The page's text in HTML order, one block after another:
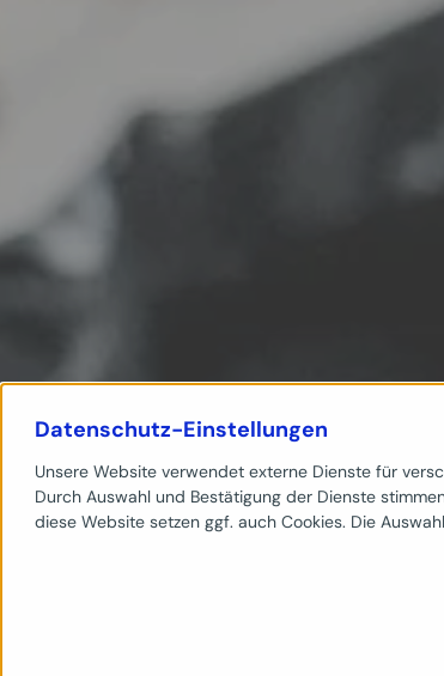
Datenschutz-Einstellungen
Unsere Website verwendet externe Dienste für
Durch Auswahl und Bestätigung der Dienste
diese Website setzen ggf. auch Cookies. Die